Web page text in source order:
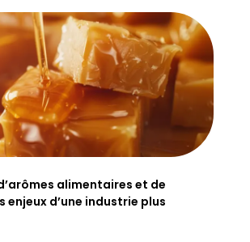
alimentaires et de
enjeux d’une industrie plus